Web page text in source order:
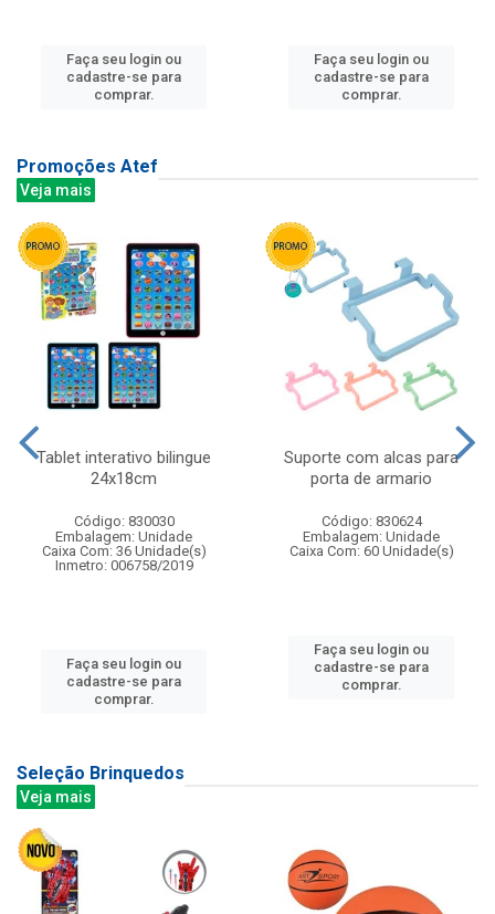
Faça seu login ou
cadastre-se para
comprar.
Faça seu login ou
cadastre-se para
comprar.
Promoções Atef
Veja mais
Tablet interativo bilingue
24x18cm
Código: 830030
Embalagem: Unidade
Caixa Com: 36 Unidade(s)
Inmetro: 006758/2019
Faça seu login ou
cadastre-se para
comprar.
Suporte com alcas para
porta de armario
Código: 830624
Embalagem: Unidade
Caixa Com: 60 Unidade(s)
Faça seu login ou
cadastre-se para
comprar.
Seleção Brinquedos
Veja mais